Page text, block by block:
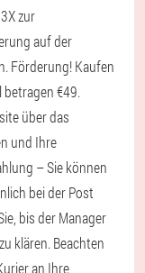
zur
auf der
Förderung! Kaufen
betragen €49.
über das
und Ihre
– Sie können
bei der Post
bis der Manager
klären. Beachten
an Ihre